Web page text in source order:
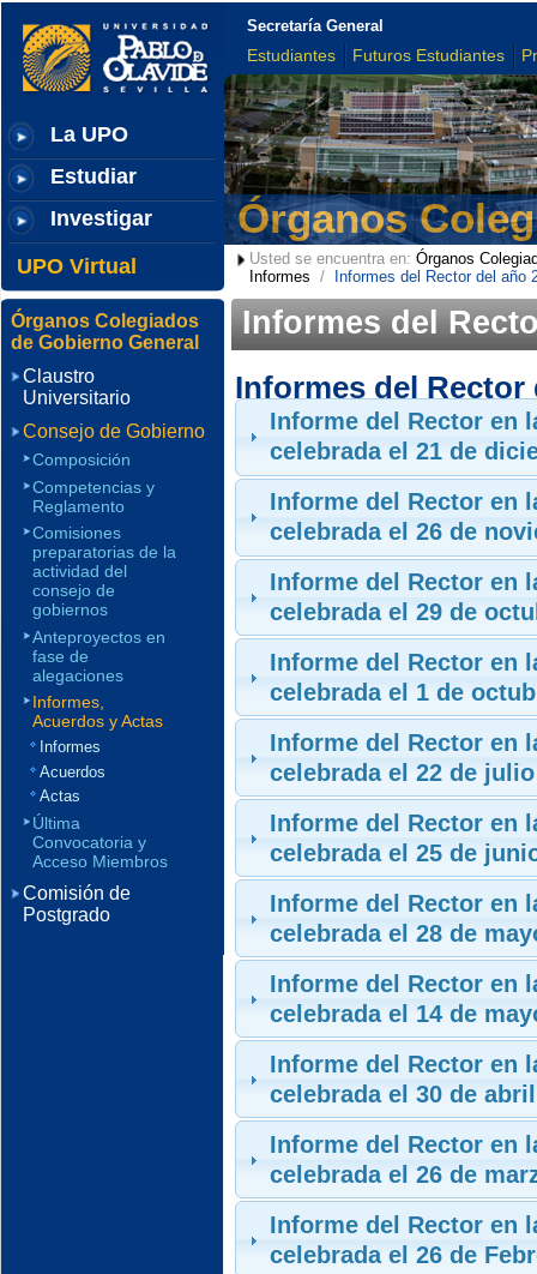
La UPO
Estudiar
Investigar
UPO Virtual
Secretaría General
Estudiantes Futuros Estudiantes
Órganos
Usted se encuentra en: Órganos
Informes / Informes del Rector del año
Informes del
Informes del Rector
Informe del Rector en
celebrada el 21 de
Informe del Rector en
celebrada el 26 de
Informe del Rector en
celebrada el 29 de
Informe del Rector en
celebrada el 1 de
Informe del Rector en
celebrada el 22 de julio
Informe del Rector en
celebrada el 25 de
Informe del Rector en
celebrada el 28 de
Informe del Rector en
celebrada el 14 de
Informe del Rector en
celebrada el 30 de
Informe del Rector en
celebrada el 26 de
Informe del Rector en
celebrada el 26 de
Órganos Colegiados
de Gobierno General
Claustro
Universitario
Consejo de Gobierno
Composición
Competencias y
Reglamento
Comisiones
preparatorias de la
actividad del
consejo de
gobiernos
Anteproyectos en
fase de
alegaciones
Informes,
Acuerdos y Actas
Informes
Acuerdos
Actas
Última
Convocatoria y
Acceso Miembros
Comisión de
Postgrado